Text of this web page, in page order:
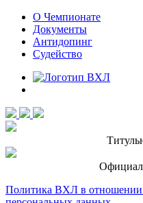
О Чемпионате
Документы
Антидопинг
Судейство
Политика ВХЛ в отношении